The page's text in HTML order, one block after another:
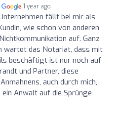
1 year ago
fällt bei mir als
wie schon von anderen
auf. Ganz
wartet das Notariat, dass mit
beschäftigt ist nur noch auf
und Partner, diese
auch durch mich,
Anwalt auf die Sprünge